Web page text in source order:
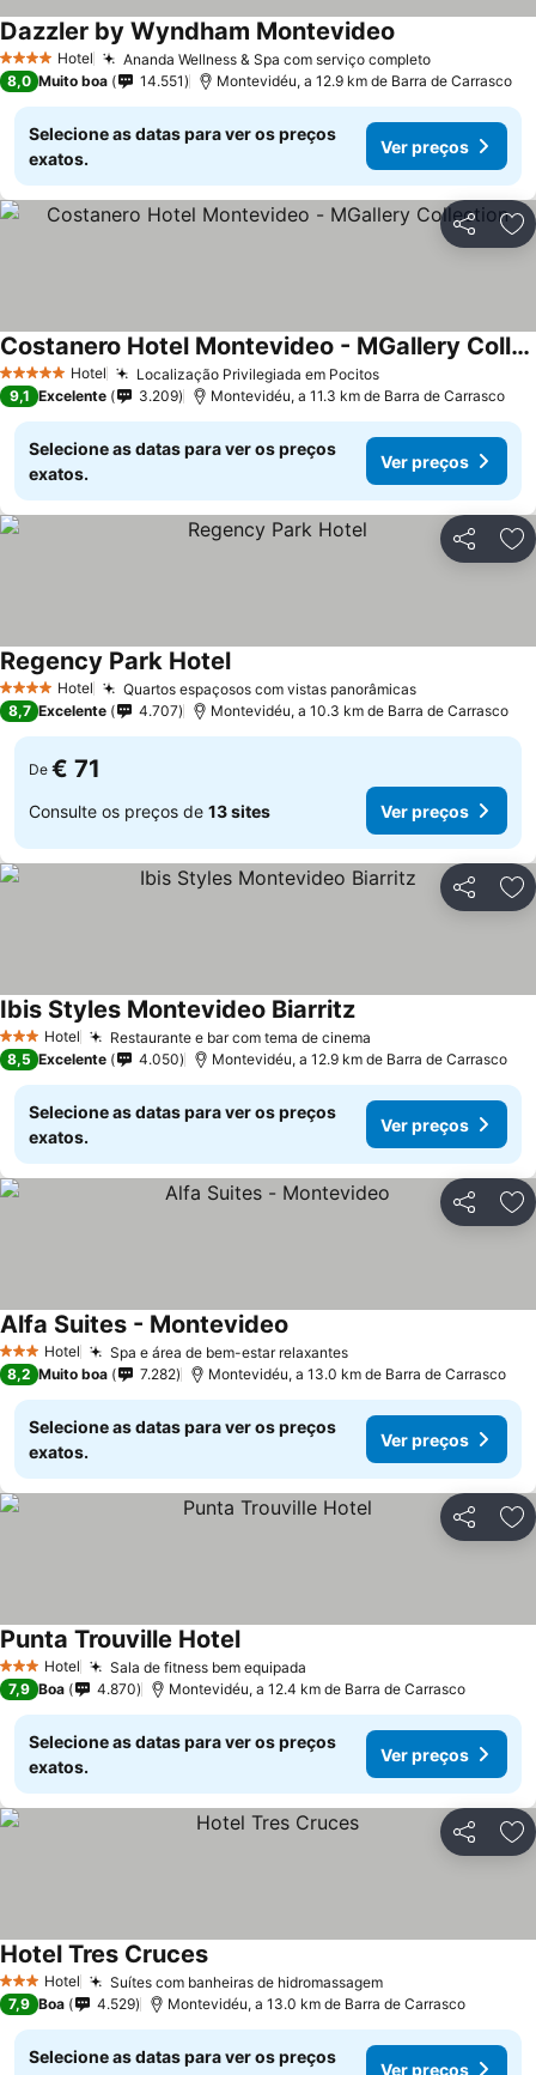
4 EstrelasHotel Ananda Wellness & Spa com serviço completo
Dazzler by Wyndham Montevideo
8,0 Muito boa 14.551 Montevidéu, a 12.9 km de Barra de Carrasco
Selecione as datas para ver os preços
exatos.
Ver preços
Partilhar
5 Estrelas Hotel Localização Privilegiada em Pocitos
Costanero Hotel Montevideo - MGallery Collection
9,1 Excelente 3.209 Montevidéu, a 11.3 km de Barra de Carrasco
Selecione as datas para ver os preços
exatos.
Ver preços
Partilhar
4 EstrelasHotel Quartos espaçosos com vistas panorâmicas
Regency Park Hotel
8,7 Excelente 4.707 Montevidéu, a 10.3 km de Barra de Carrasco
De € 71
Consulte os preços de 13 sites Ver preços
Partilhar
3 EstrelasHotel Restaurante e bar com tema de cinema
Ibis Styles Montevideo Biarritz
8,5 Excelente 4.050 Montevidéu, a 12.9 km de Barra de Carrasco
Selecione as datas para ver os preços
exatos.
Ver preços
Partilhar
3 EstrelasHotel Spa e área de bem-estar relaxantes
Alfa Suites - Montevideo
8,2 Muito boa 7.282 Montevidéu, a 13.0 km de Barra de Carrasco
Selecione as datas para ver os preços
exatos.
Ver preços
Partilhar
3 EstrelasHotel Sala de fitness bem equipada
Punta Trouville Hotel
7,9 Boa 4.870 Montevidéu, a 12.4 km de Barra de Carrasco
Selecione as datas para ver os preços
exatos.
Ver preços
Partilhar
3 EstrelasHotel Suítes com banheiras de hidromassagem
Hotel Tres Cruces
7,9 Boa 4.529 Montevidéu, a 13.0 km de Barra de Carrasco
Selecione as datas para ver os preços
Ver preços